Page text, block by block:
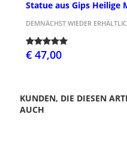
Statue aus Gips Heilige
DEMNÄCHST WIEDER
€ 47,00
KUNDEN, DIE DIESEN
AUCH